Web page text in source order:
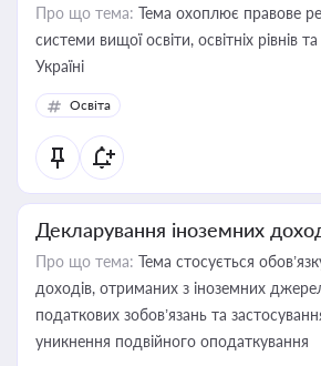
Про що тема: Тема охоплює правове
системи вищої освіти, освітніх рівнів та
Україні
Освіта
Декларування іноземних
Про що тема: Тема стосується
доходів, отриманих з іноземних
податкових зобов’язань та
уникнення подвійного оподаткування